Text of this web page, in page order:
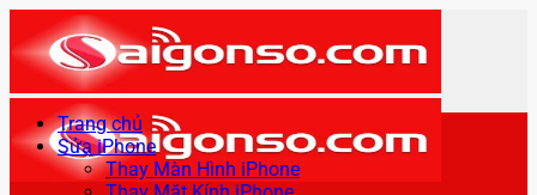
qua
nội
dung
Trang chủ
Sửa iPhone
Thay Màn Hình iPhone